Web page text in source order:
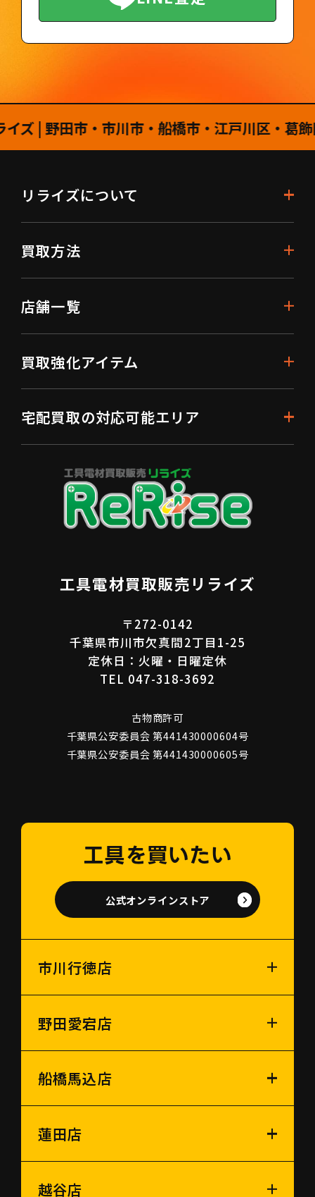
田市・市川市・船橋市・江戸川区・葛飾区・
工具電材買取販売リライズ
〒272-0142
千葉県市川市欠真間2丁目1-25
定休日：火曜・日曜定休
TEL 047-318-3692
古物商許可
千葉県公安委員会 第441430000604号
千葉県公安委員会 第441430000605号
リライズについて
買取方法
店舗一覧
買取強化アイテム
宅配買取の対応可能エリア
工具を買いたい
公式オンラインストア
市川行徳店
野田愛宕店
船橋馬込店
蓮田店
越谷店